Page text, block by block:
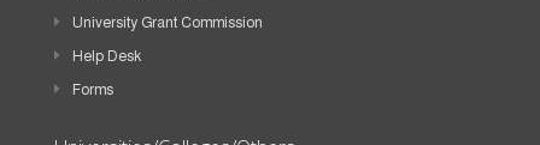
University Grant Commission
Help Desk
Forms